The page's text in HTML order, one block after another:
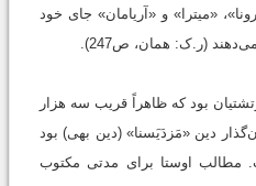
«میترا» و «آریامان» جای خود
(ر.ک: همان، ص247).
بود که ظاهراً قريب سه هزار
دین «مَزدَیَسنا» (دین بهی) بود
مطالب اوستا برای مدتی مکتوب